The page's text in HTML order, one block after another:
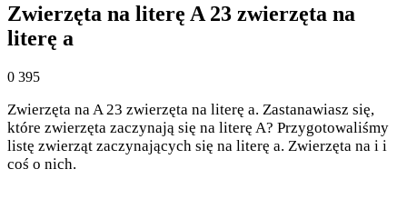
Zwierzęta na literę A 23 zwierzęta na
literę a
0 395
Zwierzęta na A 23 zwierzęta na literę a. Zastanawiasz się,
które zwierzęta zaczynają się na literę A? Przygotowaliśmy
listę zwierząt zaczynających się na literę a. Zwierzęta na i i
coś o nich.